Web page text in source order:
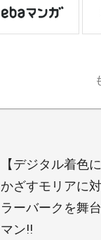
【デジタル着色
かざすモリアに
ラーバークを舞
マン!!